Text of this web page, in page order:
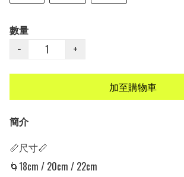
數量
−
+
加至購物車
簡介
📏尺寸📏
🌀18cm / 20cm / 22cm